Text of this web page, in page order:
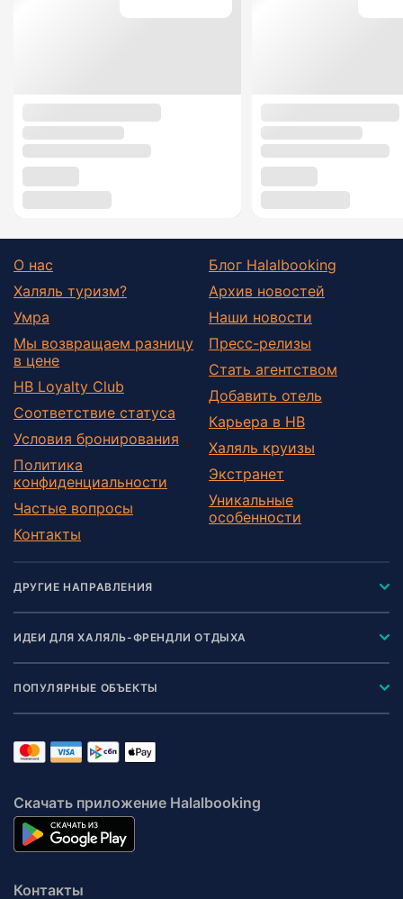
О нас
Халяль туризм?
Умра
Мы возвращаем разницу
в цене
HB Loyalty Club
Соответствие статуса
Условия бронирования
Политика
конфиденциальности
Частые вопросы
Контакты
Блог Halalbooking
Архив новостей
Наши новости
Пресс-релизы
Стать агентством
Добавить отель
Карьера в HB
Халяль круизы
Экстранет
Уникальные
особенности
ДРУГИЕ НАПРАВЛЕНИЯ
ИДЕИ ДЛЯ ХАЛЯЛЬ-ФРЕНДЛИ ОТДЫХА
ПОПУЛЯРНЫЕ ОБЪЕКТЫ
Скачать приложение Halalbooking
Контакты